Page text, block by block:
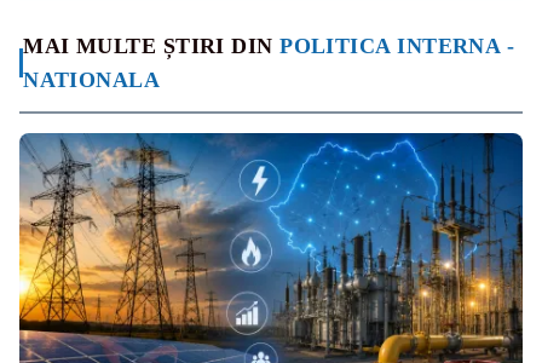
MAI MULTE ȘTIRI DINPOLITICA INTERNA -
NATIONALA